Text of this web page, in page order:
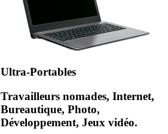
Ultra-Portables
Travailleurs nomades, Internet,
Bureautique, Photo,
Développement, Jeux vidéo.